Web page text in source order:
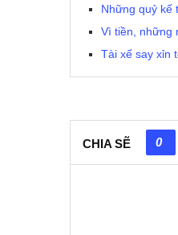
Những quỷ kế
Vì tiền, những
Tài xế say xỉn
CHIA SẼ 0